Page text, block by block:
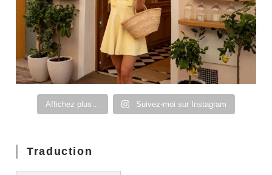
Affichez plus… Suivez-moi sur Instagram
Traduction